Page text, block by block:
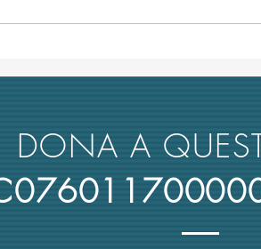
rettore UniMe e presidente
DONA A